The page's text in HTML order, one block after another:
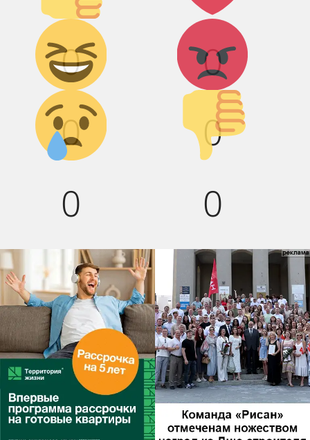
0 0
Дикий
смех!
0
Агрессия!
0
Грусть :(
0
Палец
вниз!
0